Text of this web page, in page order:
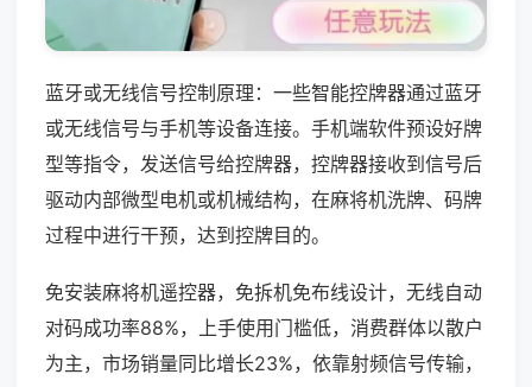
蓝牙或无线信号控制原理：一些智能控牌器通过蓝牙
或无线信号与手机等设备连接。手机端软件预设好牌
型等指令，发送信号给控牌器，控牌器接收到信号后
驱动内部微型电机或机械结构，在麻将机洗牌、码牌
过程中进行干预，达到控牌目的。
免安装麻将机遥控器，免拆机免布线设计，无线自动
对码成功率88%，上手使用门槛低，消费群体以散户
为主，市场销量同比增长23%，依靠射频信号传输，